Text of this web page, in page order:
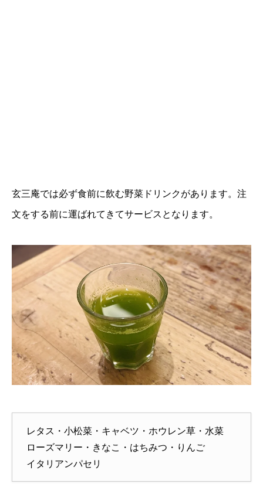
玄三庵では必ず食前に飲む野菜ドリンクがあります。注
文をする前に運ばれてきてサービスとなります。
レタス・小松菜・キャベツ・ホウレン草・水菜
ローズマリー・きなこ・はちみつ・りんご
イタリアンパセリ